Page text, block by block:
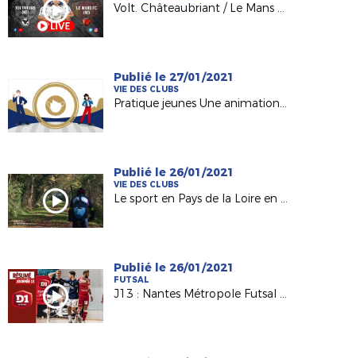
Volt. Châteaubriant / Le Mans FC en direct
Publié le 27/01/2021
VIE DES CLUBS
Pratique jeunes Une animation vidéo pour la relance
Publié le 26/01/2021
VIE DES CLUBS
Le sport en Pays de la Loire en mode "covidé" et "confiné"
Publié le 26/01/2021
FUTSAL
J13 : Nantes Métropole Futsal - Bethune Futsal (3-3)